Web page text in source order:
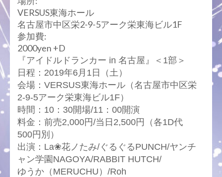
VERSUS東海ホール
名古屋市中区栄2-9-5アーク栄東海ビル1F
参加費:
2000yen +D
『アイドルドランカー in 名古屋』＜1部＞
日程：2019年6月1日（土）
会場：VERSUS東海ホール（名古屋市中区栄
2-9-5アーク栄東海ビル1F）
時間：10：30開場/11：00開演
料金：前売2,000円/当日2,500円（各1D代
500円別）
出演：La❀花ノたみ/ぐるぐるPUNCH/ヤンチ
ャン学園NAGOYA/RABBIT HUTCH/
ゆうか（MERUCHU）/Roh